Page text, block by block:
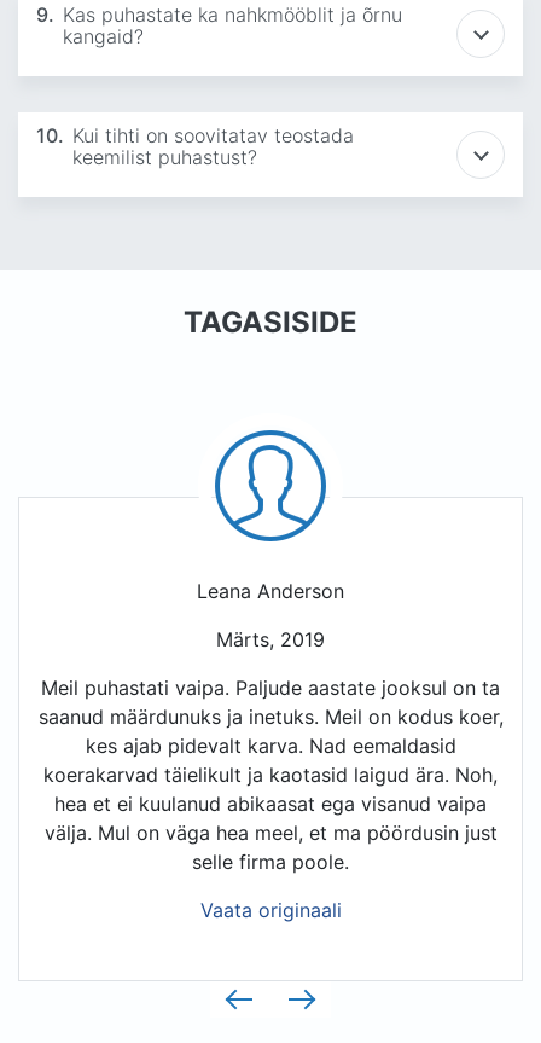
9. Kas puhastate ka nahkmööblit ja õrnu
kangaid?
10. Kui tihti on soovitatav teostada
keemilist puhastust?
TAGASISIDE
Leana Anderson
Märts, 2019
Meil puhastati vaipa. Paljude aastate jooksul on ta
saanud määrdunuks ja inetuks. Meil on kodus koer,
kes ajab pidevalt karva. Nad eemaldasid
koerakarvad täielikult ja kaotasid laigud ära. Noh,
hea et ei kuulanud abikaasat ega visanud vaipa
välja. Mul on väga hea meel, et ma pöördusin just
selle firma poole.
Vaata originaali